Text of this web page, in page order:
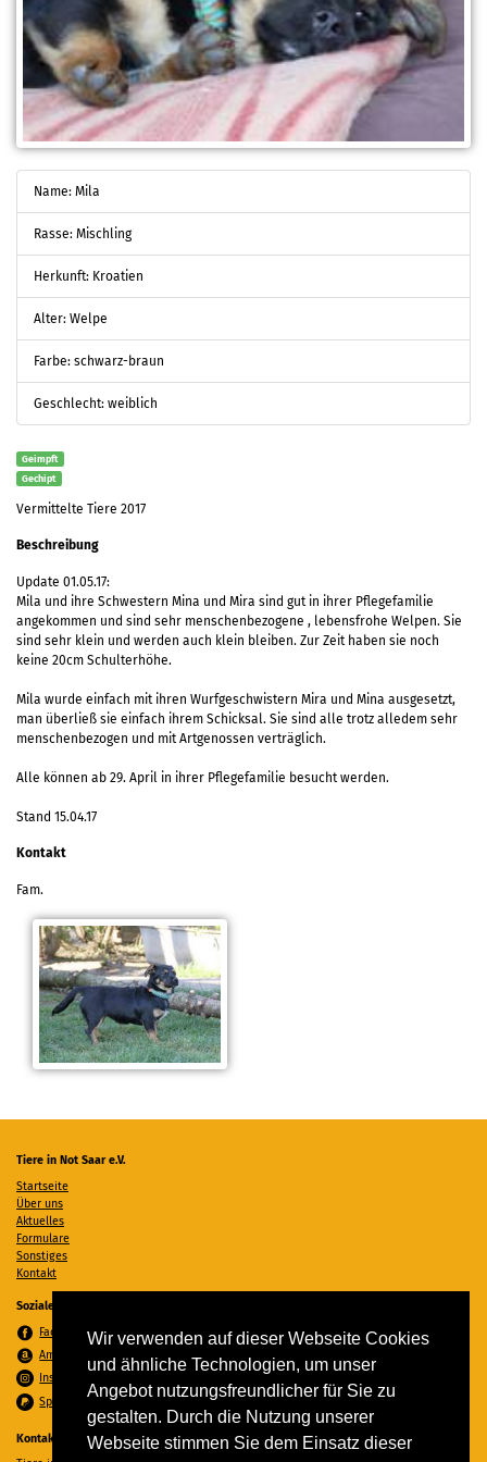
Wir verwenden auf dieser Webseite Cookies
und ähnliche Technologien, um unser
Angebot nutzungsfreundlicher für Sie zu
gestalten. Durch die Nutzung unserer
Webseite stimmen Sie dem Einsatz dieser
Name: Mila
Rasse: Mischling
Herkunft: Kroatien
Alter: Welpe
Farbe: schwarz-braun
Geschlecht: weiblich
Geimpft
Gechipt
Vermittelte Tiere 2017
Beschreibung
Update 01.05.17:
Mila und ihre Schwestern Mina und Mira sind gut in ihrer Pflegefamilie
angekommen und sind sehr menschenbezogene , lebensfrohe Welpen. Sie
sind sehr klein und werden auch klein bleiben. Zur Zeit haben sie noch
keine 20cm Schulterhöhe.
Mila wurde einfach mit ihren Wurfgeschwistern Mira und Mina ausgesetzt,
man überließ sie einfach ihrem Schicksal. Sie sind alle trotz alledem sehr
menschenbezogen und mit Artgenossen verträglich.
Alle können ab 29. April in ihrer Pflegefamilie besucht werden.
Stand 15.04.17
Kontakt
Fam.
Tiere in Not Saar e.V.
Startseite
Über uns
Aktuelles
Formulare
Sonstiges
Kontakt
Soziale Medien
Facebook
Amazon Wunschzettel
Instagram
Spenden per PayPal
Kontakt